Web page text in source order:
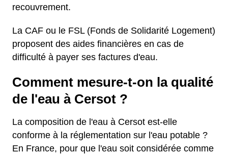
recouvrement.
La CAF ou le FSL (Fonds de Solidarité Logement)
proposent des aides financières en cas de
difficulté à payer ses factures d'eau.
Comment mesure-t-on la qualité
de l'eau à Cersot ?
La composition de l'eau à Cersot est-elle
conforme à la réglementation sur l'eau potable ?
En France, pour que l'eau soit considérée comme